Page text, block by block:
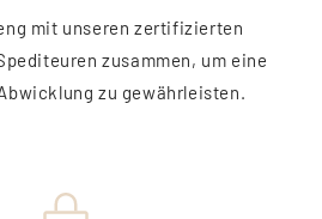
mit unseren zertifizierten
zusammen, um eine
zu gewährleisten.